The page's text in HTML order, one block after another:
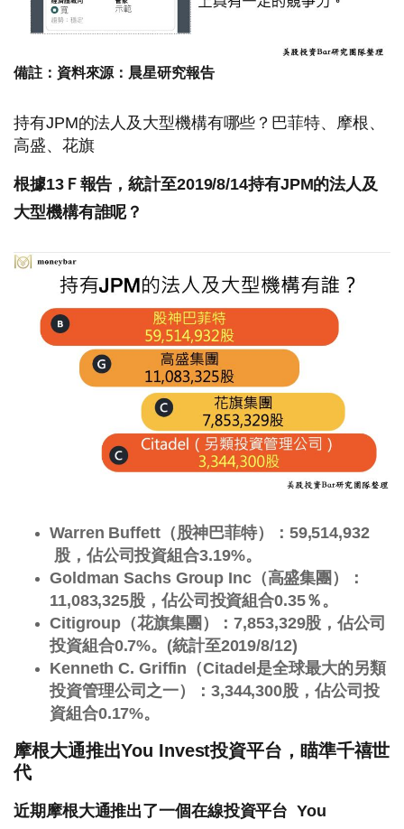
備註：資料來源：晨星研究報告
持有JPM的法人及大型機構有哪些？巴菲特、摩根、
高盛、花旗
根據13Ｆ報告，統計至2019/8/14持有JPM的法人及
大型機構有誰呢？
Warren Buffett（股神巴菲特）：59,514,932
股，佔公司投資組合3.19%。
Goldman Sachs Group Inc（高盛集團）：
11,083,325股，佔公司投資組合0.35％。
Citigroup（花旗集團）：7,853,329股，佔公司
投資組合0.7%。(統計至2019/8/12)
Kenneth C. Griffin（Citadel是全球最大的另類
投資管理公司之一）：3,344,300股，佔公司投
資組合0.17%。
摩根大通推出You Invest投資平台，瞄準千禧世
代
近期摩根大通推出了一個在線投資平台 You